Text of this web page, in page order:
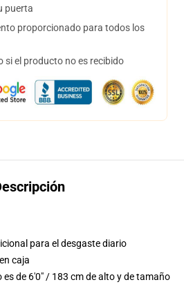
puerta
proporcionado para todos los
si el producto no es recibido
para el desgaste diario
caja
de 6'0" / 183 cm de alto y de tamaño